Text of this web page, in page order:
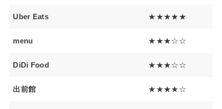
Uber Eats ★★★★★
menu ★★★☆☆
DiDi Food ★★★☆☆
出前館 ★★★★☆